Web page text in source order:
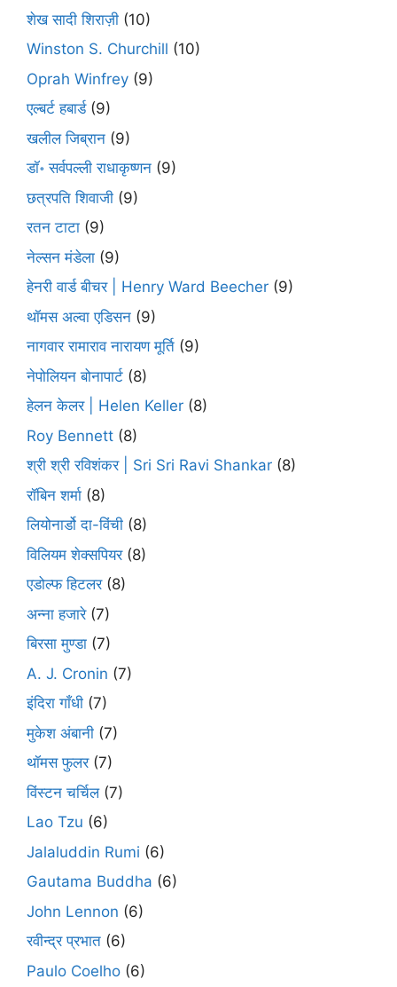
शेख सादी शिराज़ी (10)
Winston S. Churchill (10)
Oprah Winfrey (9)
एल्बर्ट हबार्ड(9)
खलील जिब्रान (9)
डॉ॰ सर्वपल्ली राधाकृष्णन (9)
छत्रपति शिवाजी (9)
रतन टाटा (9)
नेल्सन मंडेला (9)
हेनरी वार्ड बीचर | Henry Ward Beecher (9)
थॉमस अल्वा एडिसन (9)
नागवार रामाराव नारायण मूर्ति (9)
नेपोलियन बोनापार्ट (8)
हेलन केलर | Helen Keller (8)
Roy Bennett (8)
श्री श्री रविशंकर | Sri Sri Ravi Shankar (8)
रॉबिन शर्मा (8)
लियोनार्डो दा-विंची (8)
विलियम शेक्सपियर(8)
एडोल्फ हिटलर(8)
अन्ना हजारे(7)
बिरसा मुण्डा (7)
A. J. Cronin (7)
इंदिरा गाँधी (7)
मुकेश अंबानी (7)
थॉमस फुलर(7)
विंस्टन चर्चिल(7)
Lao Tzu (6)
Jalaluddin Rumi (6)
Gautama Buddha (6)
John Lennon (6)
रवीन्द्र प्रभात (6)
Paulo Coelho (6)